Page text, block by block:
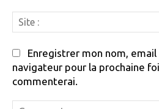
Enregistrer mon nom,
navigateur pour la prochaine
commenterai.